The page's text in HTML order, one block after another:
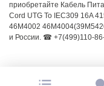
приобретайте Кабель
Cord UTG To IEC309 16A
46M4002
и России. ☎ +7(499)110-